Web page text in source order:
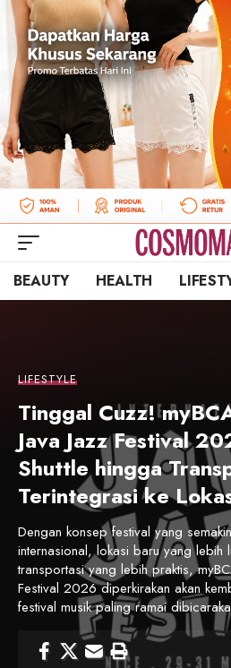
BEAUTY HEALTH
LIFESTYLE
Tinggal Cuzz!
Java Jazz Festival
Shuttle hingga
Terintegrasi ke
Dengan konsep festival yang
internasional, lokasi baru yang lebih
transportasi yang lebih praktis,
Festival 2026 diperkirakan akan
festival musik paling ramai